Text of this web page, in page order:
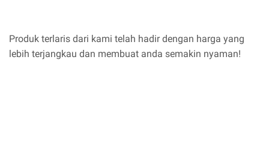
Produk terlaris dari kami telah hadir dengan harga yang
lebih terjangkau dan membuat anda semakin nyaman!